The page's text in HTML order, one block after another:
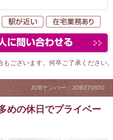
未経験者OK 駅が近い
ございます。何卒ご了承ください。
JOBナンバー：JOB370850
めの休日でプライベー